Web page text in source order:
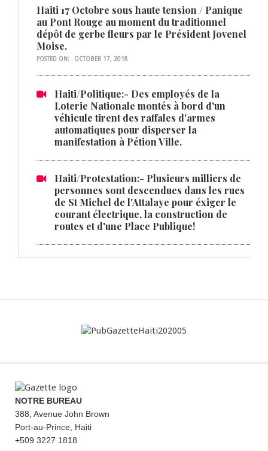
Haiti 17 Octobre sous haute tension / Panique
au Pont Rouge au moment du traditionnel
dépôt de gerbe fleurs par le Président Jovenel
Moise.
POSTED ON: OCTOBER 17, 2018
Haiti/Politique:- Des employés de la
Loterie Nationale montés à bord d'un
véhicule tirent des raffales d'armes
automatiques pour disperser la
manifestation à Pétion Ville.
Haiti/Protestation:- Plusieurs milliers de
personnes sont descendues dans les rues
de St Michel de l'Attalaye pour éxiger le
courant électrique, la construction de
routes et d'une Place Publique!
NOTRE BUREAU
388, Avenue John Brown
Port-au-Prince, Haiti
+509 3227 1818